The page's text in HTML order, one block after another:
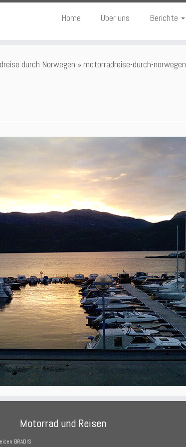
Home Über uns Berichte
durch Norwegen » motorradreise-durch-norwegen
Motorrad und Reisen
BRADIS